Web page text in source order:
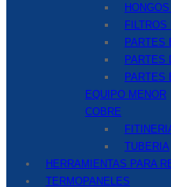
PARTES
PARTES
PARTES
EQUIPO MENOR
COBRE
TUBERIA
HERRAMIENTAS PARA
TERMOPANELES